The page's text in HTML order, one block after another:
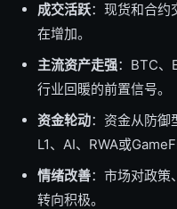
成交活跃：现货和合约
在增加。
主流资产走强：BTC、
行业回暖的前置信号。
资金轮动：资金从防御
L1、AI、RWA或GameFi
情绪改善：市场对政策
转向积极。